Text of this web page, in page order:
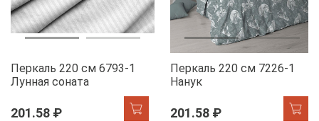
Перкаль 220 см 6793-1
Лунная соната
201.58 ₽
Перкаль 220 см 7226-1
Нанук
201.58 ₽